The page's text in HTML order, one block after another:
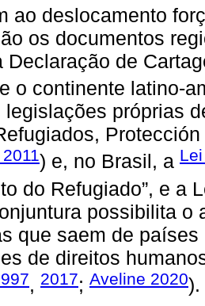
ao deslocamento
os documentos
Declaração de
o continente latino-
legislações próprias
) e, no Brasil, a
do Refugiado”, e a
possibilita o
que saem de
de direitos
, 2017; Aveline 2020).